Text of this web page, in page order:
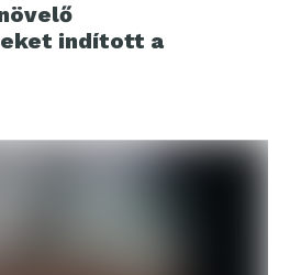
indított a